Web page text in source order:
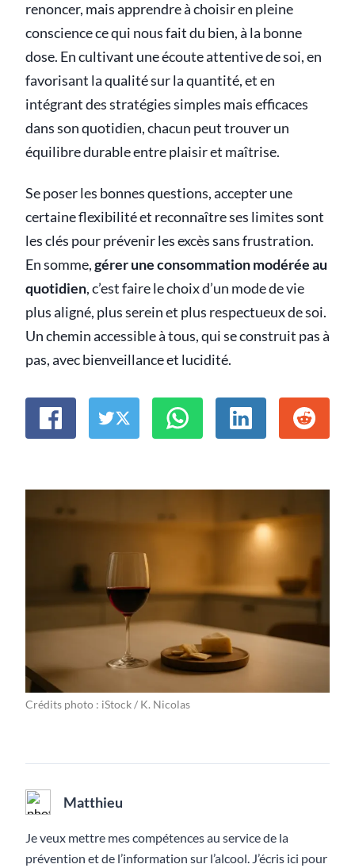
renoncer, mais apprendre à choisir en pleine
conscience ce qui nous fait du bien, à la bonne
dose. En cultivant une écoute attentive de soi, en
favorisant la qualité sur la quantité, et en
intégrant des stratégies simples mais efficaces
dans son quotidien, chacun peut trouver un
équilibre durable entre plaisir et maîtrise.
Se poser les bonnes questions, accepter une
certaine flexibilité et reconnaître ses limites sont
les clés pour prévenir les excès sans frustration.
En somme,gérer une consommation modérée au
quotidien, c’est faire le choix d’un mode de vie
plus aligné, plus serein et plus respectueux de soi.
Un chemin accessible à tous, qui se construit pas à
pas, avec bienveillance et lucidité.
Crédits photo : iStock / K. Nicolas
Matthieu
Je veux mettre mes compétences au service de la
prévention et de l’information sur l’alcool. J’écris ici pour